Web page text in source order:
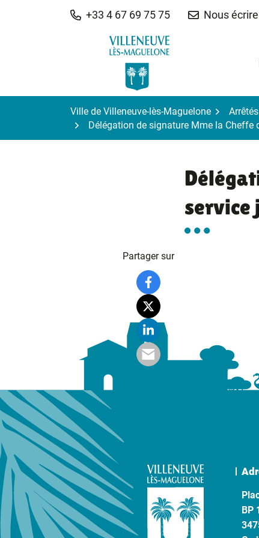
+33 4 67 69 75 75 Nous écrire
Ville de Villeneuve-lès-Maguelone
Délégation de signature Mme la Cheffe
service
Partager sur
BP